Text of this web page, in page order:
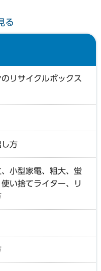
る
リサイクルボックス
し方
小型家電、粗大、蛍
い捨てライター、リ